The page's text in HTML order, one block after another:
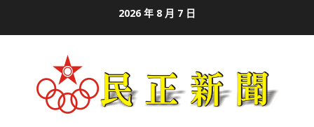
2026 年 8 月 7 日